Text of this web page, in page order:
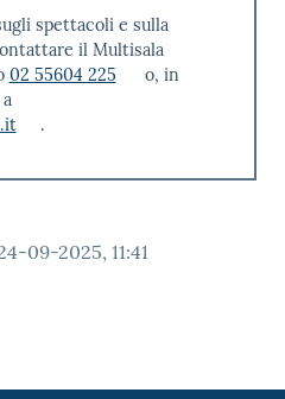
spettacoli e sulla
il Multisala
02 55604 225
o, in
.
09-2025, 11:41